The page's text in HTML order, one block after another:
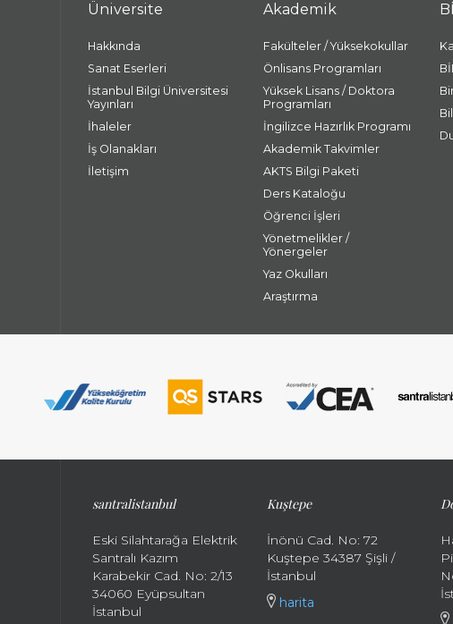
Üniversite
Hakkında
Sanat Eserleri
İstanbul Bilgi Üniversitesi
Yayınları
İhaleler
İş Olanakları
İletişim
Akademik
Fakülteler / Yüksekokullar
Önlisans Programları
Yüksek Lisans / Doktora
Programları
İngilizce Hazırlık Programı
Akademik Takvimler
AKTS Bilgi Paketi
Ders Kataloğu
Öğrenci İşleri
Yönetmelikler /
Yönergeler
Yaz Okulları
Araştırma
santralistanbul
Eski Silahtarağa Elektrik
Santralı Kazım
Karabekir Cad. No: 2/13
34060 Eyüpsultan
İstanbul
Kuştepe
İnönü Cad. No: 72
Kuştepe 34387 Şişli /
İstanbul
harita